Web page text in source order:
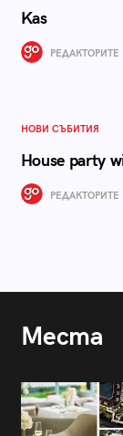
Kas
РЕДАКТОРИТЕ
НОВИ СЪБИТИЯ
House party
РЕДАКТОРИТЕ
Места